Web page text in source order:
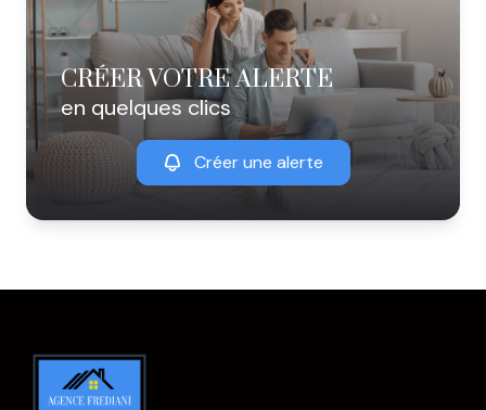
CRÉER VOTRE ALERTE
en quelques clics
Créer une alerte